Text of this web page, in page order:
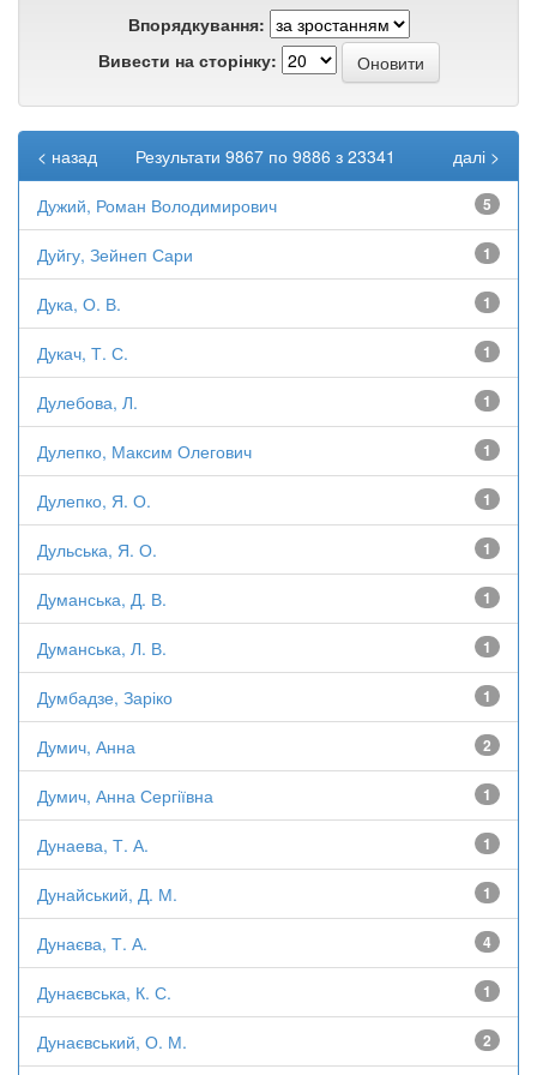
Впорядкування:
Вивести на сторінку:
Результати 9867 по 9886 з 23341
< назад далі >
Дужий, Роман Володимирович 5
Дуйгу, Зейнеп Сари 1
Дука, О. В. 1
Дукач, Т. С. 1
Дулебова, Л. 1
Дулепко, Максим Олегович 1
Дулепко, Я. О. 1
Дульська, Я. О. 1
Думанська, Д. В. 1
Думанська, Л. В. 1
Думбадзе, Заріко 1
Думич, Анна 2
Думич, Анна Сергіївна 1
Дунаева, Т. А. 1
Дунайський, Д. М. 1
Дунаєва, Т. А. 4
Дунаєвська, К. С. 1
Дунаєвський, О. М. 2